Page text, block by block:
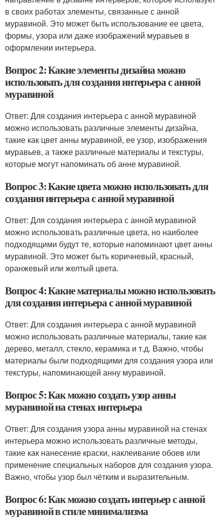
в своих работах элементы, связанные с анной
муравиной. Это может быть использование ее цвета,
формы, узора или даже изображений муравьев в
оформлении интерьера.
Вопрос 2: Какие элементы дизайна можно
использовать для создания интерьера с анной
муравиной
Ответ: Для создания интерьера с анной муравиной
можно использовать различные элементы дизайна,
такие как цвет анны муравиной, ее узор, изображения
муравьев, а также различные материалы и текстуры,
которые могут напоминать об анне муравиной.
Вопрос 3: Какие цвета можно использовать для
создания интерьера с анной муравиной
Ответ: Для создания интерьера с анной муравиной
можно использовать различные цвета, но наиболее
подходящими будут те, которые напоминают цвет анны
муравиной. Это может быть коричневый, красный,
оранжевый или желтый цвета.
Вопрос 4: Какие материалы можно использовать
для создания интерьера с анной муравиной
Ответ: Для создания интерьера с анной муравиной
можно использовать различные материалы, такие как
дерево, металл, стекло, керамика и т.д. Важно, чтобы
материалы были подходящими для создания узора или
текстуры, напоминающей анну муравиной.
Вопрос 5: Как можно создать узор анны
муравиной на стенах интерьера
Ответ: Для создания узора анны муравиной на стенах
интерьера можно использовать различные методы,
такие как нанесение краски, наклеивание обоев или
применение специальных наборов для создания узора.
Важно, чтобы узор был чётким и выразительным.
Вопрос 6: Как можно создать интерьер с анной
муравиной в стиле минимализма